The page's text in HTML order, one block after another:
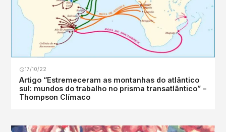
17/10/22
Artigo “Estremeceram as montanhas do atlântico
sul: mundos do trabalho no prisma transatlântico” –
Thompson Clímaco